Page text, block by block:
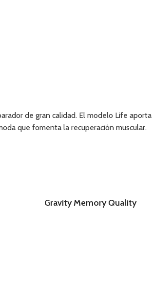
de gran calidad. El modelo Life
que fomenta la recuperación muscular.
Gravity Memory Quality